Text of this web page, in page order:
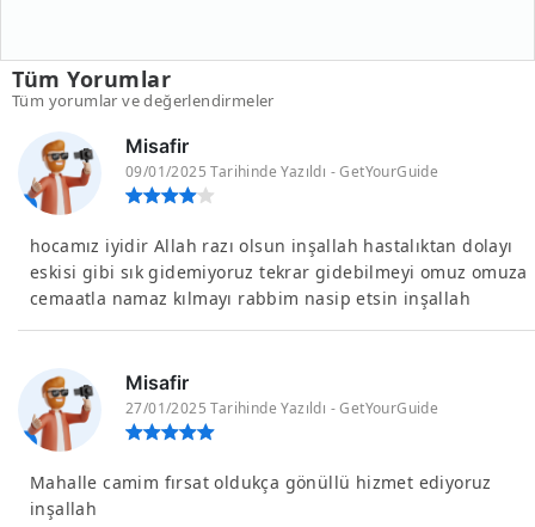
Tüm Yorumlar
Tüm yorumlar ve değerlendirmeler
Misafir
09/01/2025 Tarihinde Yazıldı - GetYourGuide
hocamız iyidir Allah razı olsun inşallah hastalıktan dolayı
eskisi gibi sık gidemiyoruz tekrar gidebilmeyi omuz omuza
cemaatla namaz kılmayı rabbim nasip etsin inşallah
Misafir
27/01/2025 Tarihinde Yazıldı - GetYourGuide
Mahalle camim fırsat oldukça gönüllü hizmet ediyoruz
inşallah